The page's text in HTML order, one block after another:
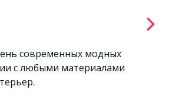
современных модных
с любыми материалами